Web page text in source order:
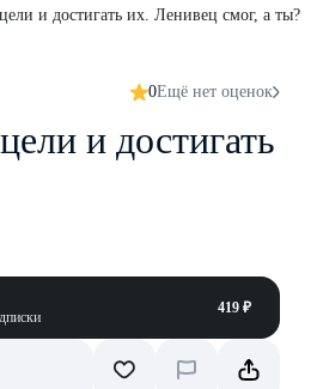
и достигать их. Ленивец смог, а ты?
0Ещё нет оценок
и достигать
419 ₽